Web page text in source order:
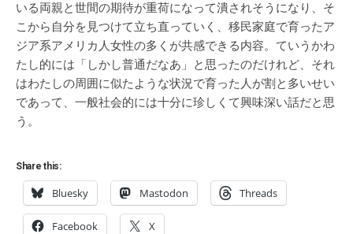
いる両親と世間の期待が重荷になって潰されそうになり、そ
こから自分を見つけて立ち直っていく、移民家庭で育ったア
ジア系アメリカ人女性の多くが共感できる内容。ていうかわ
たし的には「しかし普通だなあ」と思ったのだけれど、それ
はわたしの周囲に似たような状況で育った人が割と多いせい
であって、一般社会的には十分に珍しくて興味深い話だと思
う。
Share this:
Bluesky Mastodon Threads
Facebook X